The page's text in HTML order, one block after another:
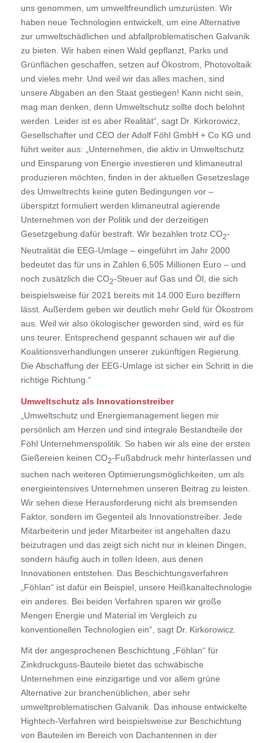
uns genommen, um umweltfreundlich umzurüsten. Wir
haben neue Technologien entwickelt, um eine Alternative
zur umweltschädlichen und abfallproblematischen Galvanik
zu bieten. Wir haben einen Wald gepflanzt, Parks und
Grünflächen geschaffen, setzen auf Ökostrom, Photovoltaik
und vieles mehr. Und weil wir das alles machen, sind
unsere Abgaben an den Staat gestiegen! Kann nicht sein,
mag man denken, denn Umweltschutz sollte doch belohnt
werden. Leider ist es aber Realität“, sagt Dr. Kirkorowicz,
Gesellschafter und CEO der Adolf Föhl GmbH + Co KG und
führt weiter aus: „Unternehmen, die aktiv in Umweltschutz
und Einsparung von Energie investieren und klimaneutral
produzieren möchten, finden in der aktuellen Gesetzeslage
des Umweltrechts keine guten Bedingungen vor –
überspitzt formuliert werden klimaneutral agierende
Unternehmen von der Politik und der derzeitigen
Gesetzgebung dafür bestraft. Wir bezahlen trotz CO2-
Neutralität die EEG-Umlage – eingeführt im Jahr 2000
bedeutet das für uns in Zahlen 6,505 Millionen Euro – und
noch zusätzlich die CO2-Steuer auf Gas und Öl, die sich
beispielsweise für 2021 bereits mit 14.000 Euro beziffern
lässt. Außerdem geben wir deutlich mehr Geld für Ökostrom
aus. Weil wir also ökologischer geworden sind, wird es für
uns teurer. Entsprechend gespannt schauen wir auf die
Koalitionsverhandlungen unserer zukünftigen Regierung.
Die Abschaffung der EEG-Umlage ist sicher ein Schritt in die
richtige Richtung.“
Umweltschutz als Innovationstreiber
„Umweltschutz und Energiemanagement liegen mir
persönlich am Herzen und sind integrale Bestandteile der
Föhl Unternehmenspolitik. So haben wir als eine der ersten
Gießereien keinen CO2-Fußabdruck mehr hinterlassen und
suchen nach weiteren Optimierungsmöglichkeiten, um als
energieintensives Unternehmen unseren Beitrag zu leisten.
Wir sehen diese Herausforderung nicht als bremsenden
Faktor, sondern im Gegenteil als Innovationstreiber. Jede
Mitarbeiterin und jeder Mitarbeiter ist angehalten dazu
beizutragen und das zeigt sich nicht nur in kleinen Dingen,
sondern häufig auch in tollen Ideen, aus denen
Innovationen entstehen. Das Beschichtungsverfahren
„Föhlan“ ist dafür ein Beispiel, unsere Heißkanaltechnologie
ein anderes. Bei beiden Verfahren sparen wir große
Mengen Energie und Material im Vergleich zu
konventionellen Technologien ein“, sagt Dr. Kirkorowicz.
Mit der angesprochenen Beschichtung „Föhlan“ für
Zinkdruckguss-Bauteile bietet das schwäbische
Unternehmen eine einzigartige und vor allem grüne
Alternative zur branchenüblichen, aber sehr
umweltproblematischen Galvanik. Das inhouse entwickelte
Hightech-Verfahren wird beispielsweise zur Beschichtung
von Bauteilen im Bereich von Dachantennen in der